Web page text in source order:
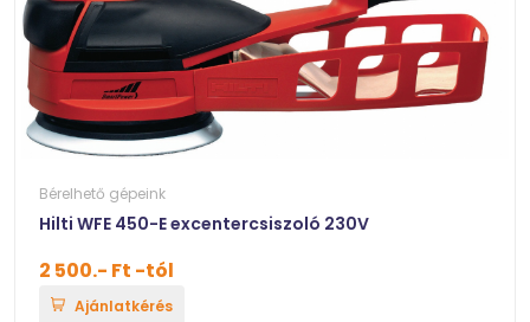
Bérelhető gépeink
Hilti WFE 450-E excentercsiszoló 230V
2 500.- Ft -tól
Ajánlatkérés